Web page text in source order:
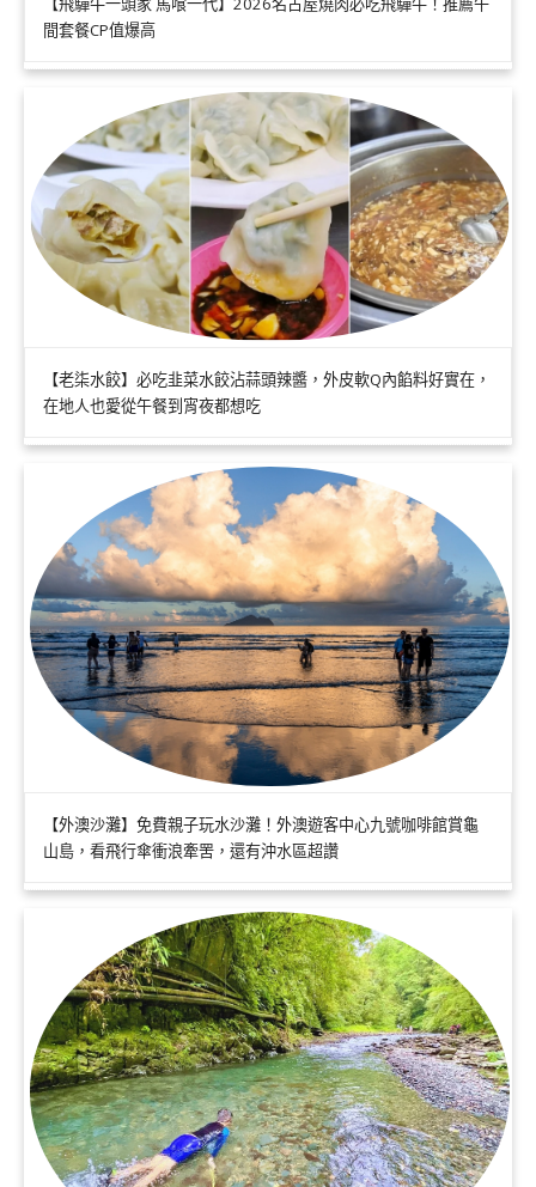
間套餐CP值爆高
【老柒水餃】必吃韭菜水餃沾蒜頭辣醬，外皮軟Q內餡料好實在，
在地人也愛從午餐到宵夜都想吃
【外澳沙灘】免費親子玩水沙灘！外澳遊客中心九號咖啡館賞龜
山島，看飛行傘衝浪牽罟，還有沖水區超讚